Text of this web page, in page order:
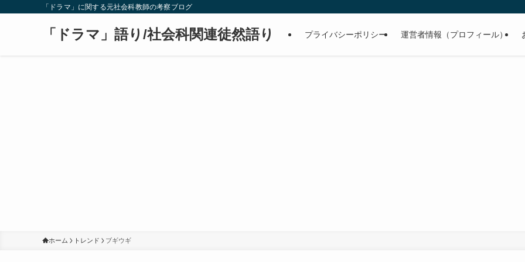
「ドラマ」に関する元社会科教師の考察ブログ
「ドラマ」語り/社会科関連徒然語り プライバシーポリシー 運営者情報（プロフィール）
ホーム トレンド ブギウギ